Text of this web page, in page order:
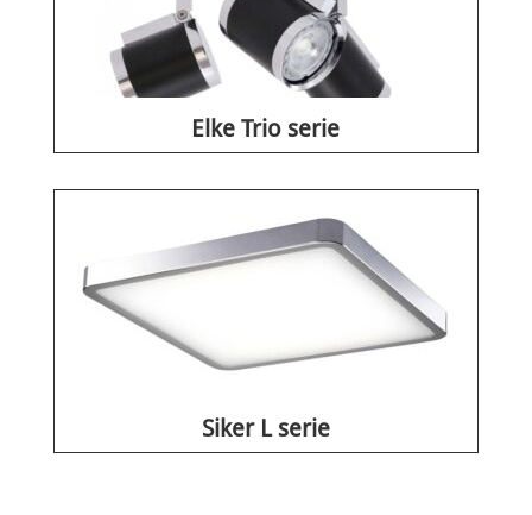
Elke Trio serie
Siker L serie